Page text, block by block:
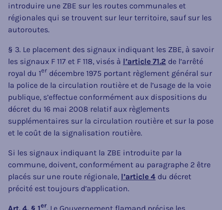
introduire une ZBE sur les routes communales et
régionales qui se trouvent sur leur territoire, sauf sur les
autoroutes.
§ 3. Le placement des signaux indiquant les ZBE, à savoir
les signaux F 117 et F 118, visés à l’article 71.2 de l’arrêté
royal du 1er décembre 1975 portant règlement général sur
la police de la circulation routière et de l’usage de la voie
publique, s’effectue conformément aux dispositions du
décret du 16 mai 2008 relatif aux règlements
supplémentaires sur la circulation routière et sur la pose
et le coût de la signalisation routière.
Si les signaux indiquant la ZBE introduite par la
commune, doivent, conformément au paragraphe 2 être
placés sur une route régionale, l’article 4 du décret
précité est toujours d’application.
er